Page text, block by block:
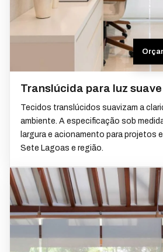
Translúcida para luz suave
Tecidos translúcidos suavizam a
ambiente. A especificação sob
largura e acionamento para projetos
Sete Lagoas e região.